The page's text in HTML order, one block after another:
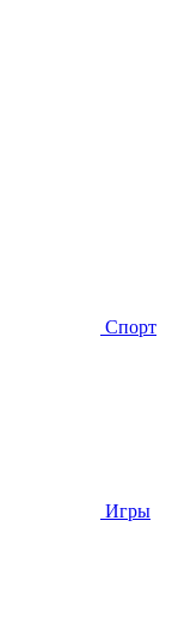
Спорт
Игры